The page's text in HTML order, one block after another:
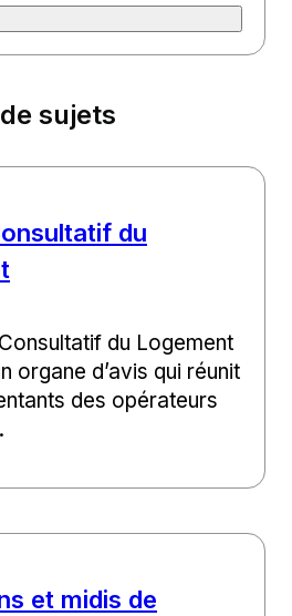
sujets
du
du Logement
organe d’avis qui réunit
des opérateurs
et midis de